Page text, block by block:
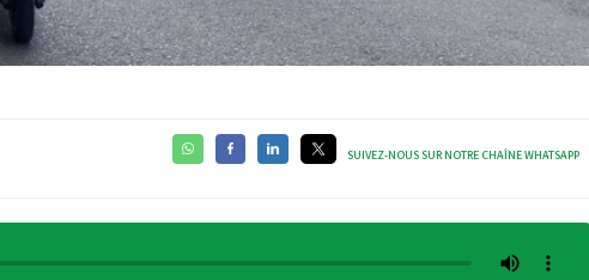
SUIVEZ-NOUS SUR NOTRE CHAÎNE WHATSAPP